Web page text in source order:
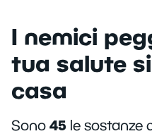
I nemici
tua salute
casa
Sono 45 le sostanze